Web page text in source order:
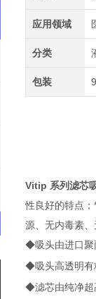
应用领域
分类
包装
Vitip 系列滤芯
性良好的特点
源、无内毒素
◆吸头由进口聚
◆吸头高透明有
◆滤芯由纯净超